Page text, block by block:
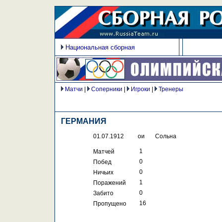
Национальная сборная
Матчи Соперники Игроки Тренеры
ГЕРМАНИЯ
01.07.1912 ои Сольна
Матчей
 1
Побед
 0
Ничьих
 0
Поражений
 1
Забито
 0
Пропущено
 16